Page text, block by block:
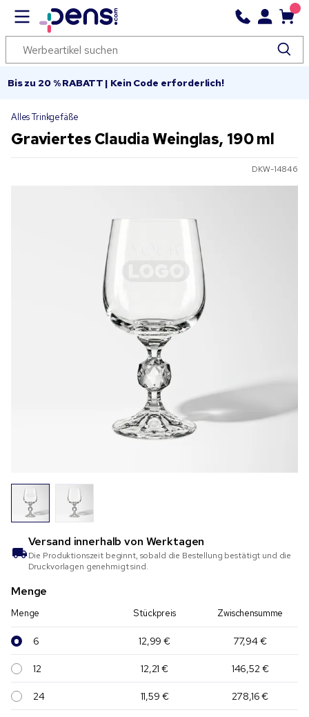
Bis zu 20 % RABATT | Kein Code erforderlich!
Alles Trinkgefäße
Graviertes Claudia Weinglas, 190 ml
DKW-14846
Versand innerhalb von Werktagen
Die Produktionszeit beginnt, sobald die Bestellung bestätigt und die
Druckvorlagen genehmigt sind.
Menge
Menge Stückpreis Zwischensumme
6 12,99 € 77,94 €
12 12,21 € 146,52 €
24 11,59 € 278,16 €